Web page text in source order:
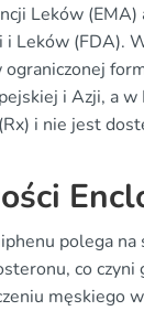
Leków
i Leków (FDA).
i Azji, a
i nie jest
polega
co czyni
męskiego